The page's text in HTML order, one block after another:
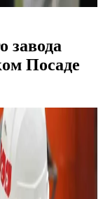
завода
Посаде